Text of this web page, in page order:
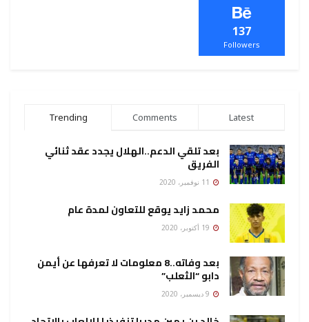
137
Followers
Trending Comments Latest
بعد تلقي الدعم..الهلال يجدد عقد ثنائي
الفريق
محمد زايد يوقع للتعاون لمدة عام
بعد وفاته..8 معلومات لا تعرفها عن أيمن
دابو “الثعلب”